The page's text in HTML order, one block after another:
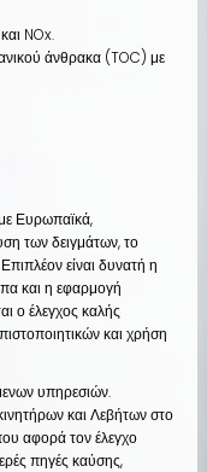
και NOx.
άνθρακα (TOC) με
Ευρωπαϊκά,
των δειγμάτων, το
είναι δυνατή η
και η εφαρμογή
ο έλεγχος καλής
και χρήση
υπηρεσιών.
και Λεβήτων στο
αφορά τον έλεγχο
πηγές καύσης,